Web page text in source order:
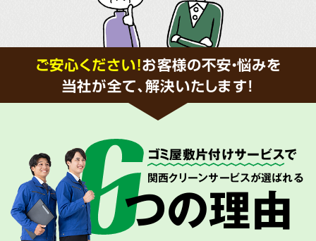
ご安心ください！お客様の不安・悩みを
当社が全て、解決いたします!
ゴミ屋敷片付けサービスで
関西クリーンサービスが選ばれる
つの理由